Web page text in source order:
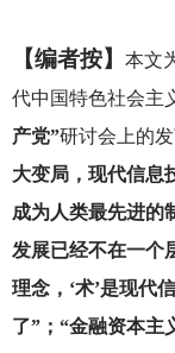
【编者按】
本文
代中国特色社会主
产党”研讨会上的
大变局，现代信息
成为人类最先进的
发展已经不在一个
理念，‘术’是现代
了”；“金融资本主